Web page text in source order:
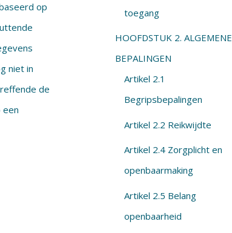
op
niet in
de
toegang
HOOFDSTUK 2. ALGEMENE
BEPALINGEN
Artikel 2.1
Begripsbepalingen
Artikel 2.2 Reikwijdte
Artikel 2.4 Zorgplicht en
openbaarmaking
Artikel 2.5 Belang
openbaarheid